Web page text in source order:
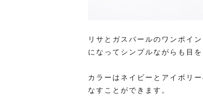
リサとガスパールのワンポイ
になってシンプルながらも目
カラーはネイビーとアイボリ
なすことができます。